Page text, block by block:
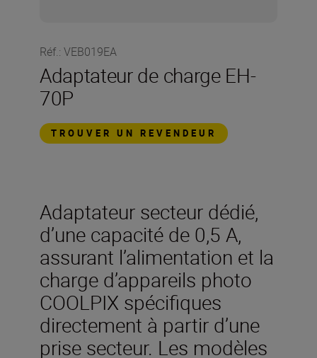
Réf.: VEB019EA
Adaptateur de charge EH-
70P
TROUVER UN REVENDEUR
Adaptateur secteur dédié,
d’une capacité de 0,5 A,
assurant l’alimentation et la
charge d’appareils photo
COOLPIX spécifiques
directement à partir d’une
prise secteur. Les modèles